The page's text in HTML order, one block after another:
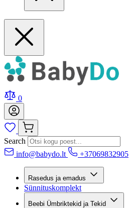
0
Search
info@babydo.lt
+37069832905
Rasedus ja emadus
Sünnituskomplekt
Beebi Ümbriktekid ja Tekid